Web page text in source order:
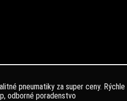
pneumatiky za super ceny. Rýchle
odborné poradenstvo